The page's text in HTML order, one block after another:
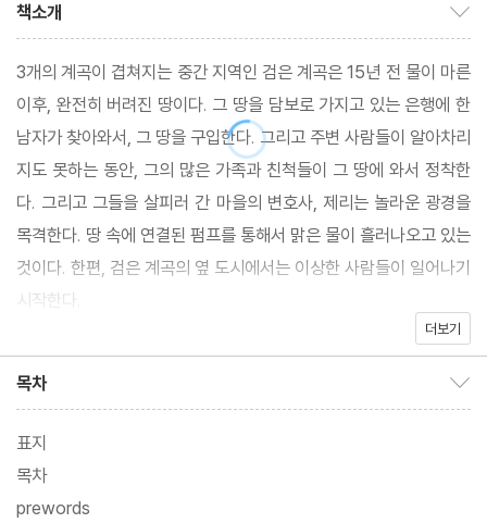
책소개
3개의 계곡이 겹쳐지는 중간 지역인 검은 계곡은 15년 전 물이 마른
이후, 완전히 버려진 땅이다. 그 땅을 담보로 가지고 있는 은행에 한
남자가 찾아와서, 그 땅을 구입한다. 그리고 주변 사람들이 알아차리
지도 못하는 동안, 그의 많은 가족과 친척들이 그 땅에 와서 정착한
다. 그리고 그들을 살피러 간 마을의 변호사, 제리는 놀라운 광경을
목격한다. 땅 속에 연결된 펌프를 통해서 맑은 물이 흘러나오고 있는
것이다. 한편, 검은 계곡의 옆 도시에서는 이상한 사람들이 일어나기
시작한다.
속도감 넘치는 전개, 끝까지 호기심을 자극하는 구성, 낯선 사람들에
설.
더보기
목차
표지
목차
prewords